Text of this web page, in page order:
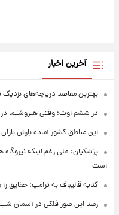
آخرین اخبار
بهترین مقاصد دریاچه‌های نزدیک
در ششم اوت؛ وقتی هیروشیما
این مناطق کشور آماده بارش
پزشکیان: علی رغم اینکه نیروگاه
است
کنایه قالیباف به ترامپ: حقایق
رصد این صور فلکی در آسمان